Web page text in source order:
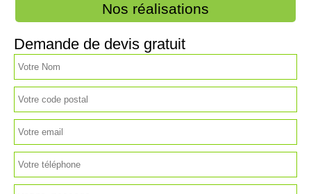
Nos réalisations
Demande de devis gratuit